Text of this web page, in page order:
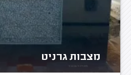
מצבות גרניט